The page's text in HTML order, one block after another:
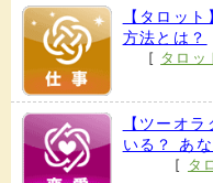
【タロッ
方法とは？
[ タロッ
【ツーオ
いる？ あ
[ タ